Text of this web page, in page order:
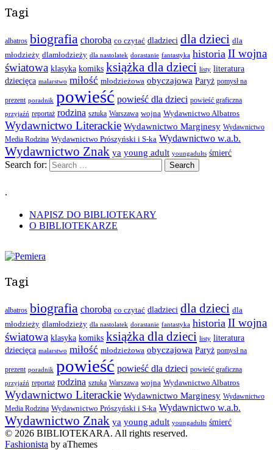
Tagi
albatros biografia choroba co czytać dladzieci dla dzieci dla
młodzieży dlamłodzieży dla nastolatek dorastanie fantastyka historia II wojna
światowa klasyka komiks książka dla dzieci listy literatura
dziecięca malarstwo miłość młodzieżowa obyczajowa Paryż pomysł na
prezent poradnik powieść powieść dla dzieci powieść graficzna
przyjaźń reportaż rodzina sztuka Warszawa wojna Wydawnictwo Albatros
Wydawnictwo Literackie Wydawnictwo Marginesy Wydawnictwo
Media Rodzina Wydawnictwo Prószyński i S-ka Wydawnictwo w.a.b.
Wydawnictwo Znak ya young adult youngadults śmierć
Search for:
.
NAPISZ DO BIBLIOTEKARY
O BIBLIOTEKARZE
Tagi
albatros biografia choroba co czytać dladzieci dla dzieci dla
młodzieży dlamłodzieży dla nastolatek dorastanie fantastyka historia II wojna
światowa klasyka komiks książka dla dzieci listy literatura
dziecięca malarstwo miłość młodzieżowa obyczajowa Paryż pomysł na
prezent poradnik powieść powieść dla dzieci powieść graficzna
przyjaźń reportaż rodzina sztuka Warszawa wojna Wydawnictwo Albatros
Wydawnictwo Literackie Wydawnictwo Marginesy Wydawnictwo
Media Rodzina Wydawnictwo Prószyński i S-ka Wydawnictwo w.a.b.
Wydawnictwo Znak ya young adult youngadults śmierć
© 2026 BIBLIOTEKARA. All rights reserved.
Fashionista by aThemes